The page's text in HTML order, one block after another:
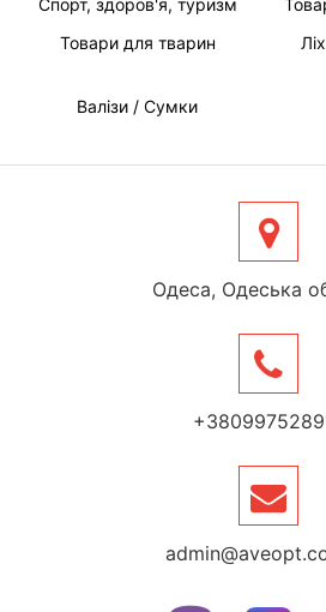
Спорт, здоров'я, туризм
Товари для тварин
Валізи / Сумки
Одеса, Одеська